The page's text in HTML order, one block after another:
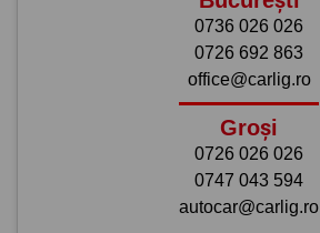
0736 026 026
0726 692 863
office@carlig.ro
Groși
0726 026 026
0747 043 594
autocar@carlig.ro